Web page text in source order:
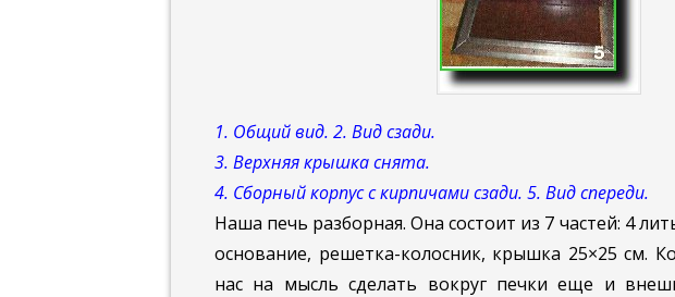
1. Общий вид. 2. Вид сзади.
3. Верхняя крышка снята.
4. Сборный корпус с кирпичами сзади. 5. Вид спереди.
Наша печь разборная. Она состоит из 7 частей: 4
основание, решетка-колосник, крышка 25×25 см.
нас на мысль сделать вокруг печки еще и